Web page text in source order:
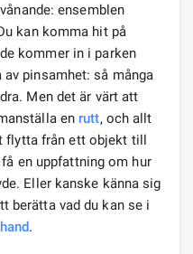
ensemblen
kan komma hit på
kommer in i parken
pinsamhet: så många
Men det är värt att
en rutt, och allt
flytta från ett objekt till
en uppfattning om hur
Eller kanske känna sig
berätta vad du kan se i
.